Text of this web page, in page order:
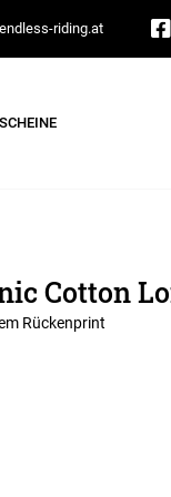
riding.at
Cotton
Rückenprint